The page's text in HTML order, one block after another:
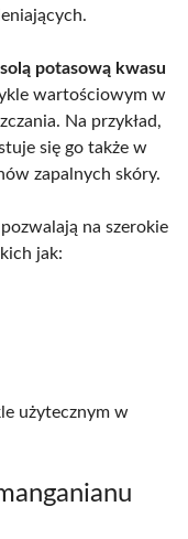
solą potasową kwasu
wartościowym w
Na przykład,
się go także w
zapalnych skóry.
na szerokie
jak:
użytecznym w